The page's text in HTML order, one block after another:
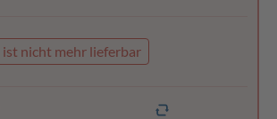
nicht mehr lieferbar